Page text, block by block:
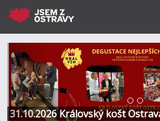
31.10.2026 Královský košt
Předchozí